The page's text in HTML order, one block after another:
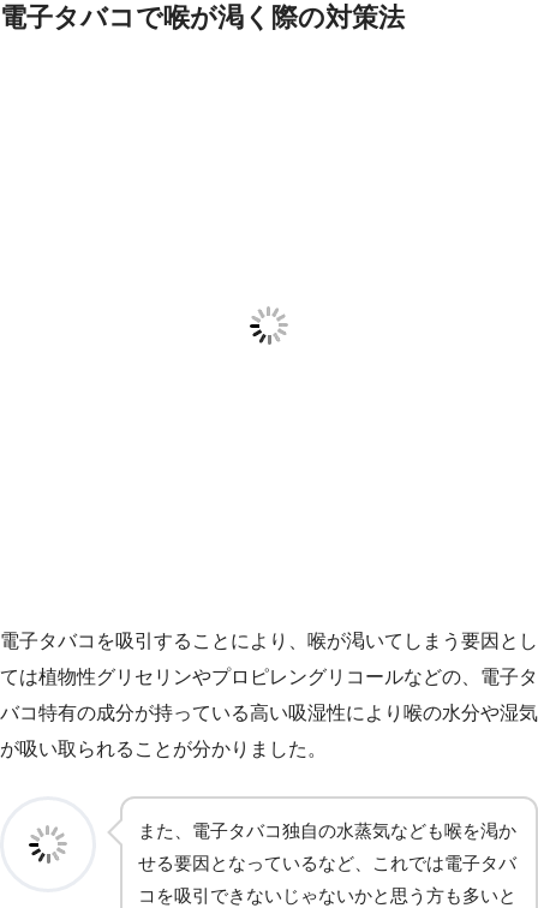
電子タバコで喉が渇く際の対策法
電子タバコを吸引することにより、喉が渇いてしまう要因とし
ては植物性グリセリンやプロピレングリコールなどの、電子タ
バコ特有の成分が持っている高い吸湿性により喉の水分や湿気
が吸い取られることが分かりました。
また、電子タバコ独自の水蒸気なども喉を渇か
せる要因となっているなど、これでは電子タバ
コを吸引できないじゃないかと思う方も多いと